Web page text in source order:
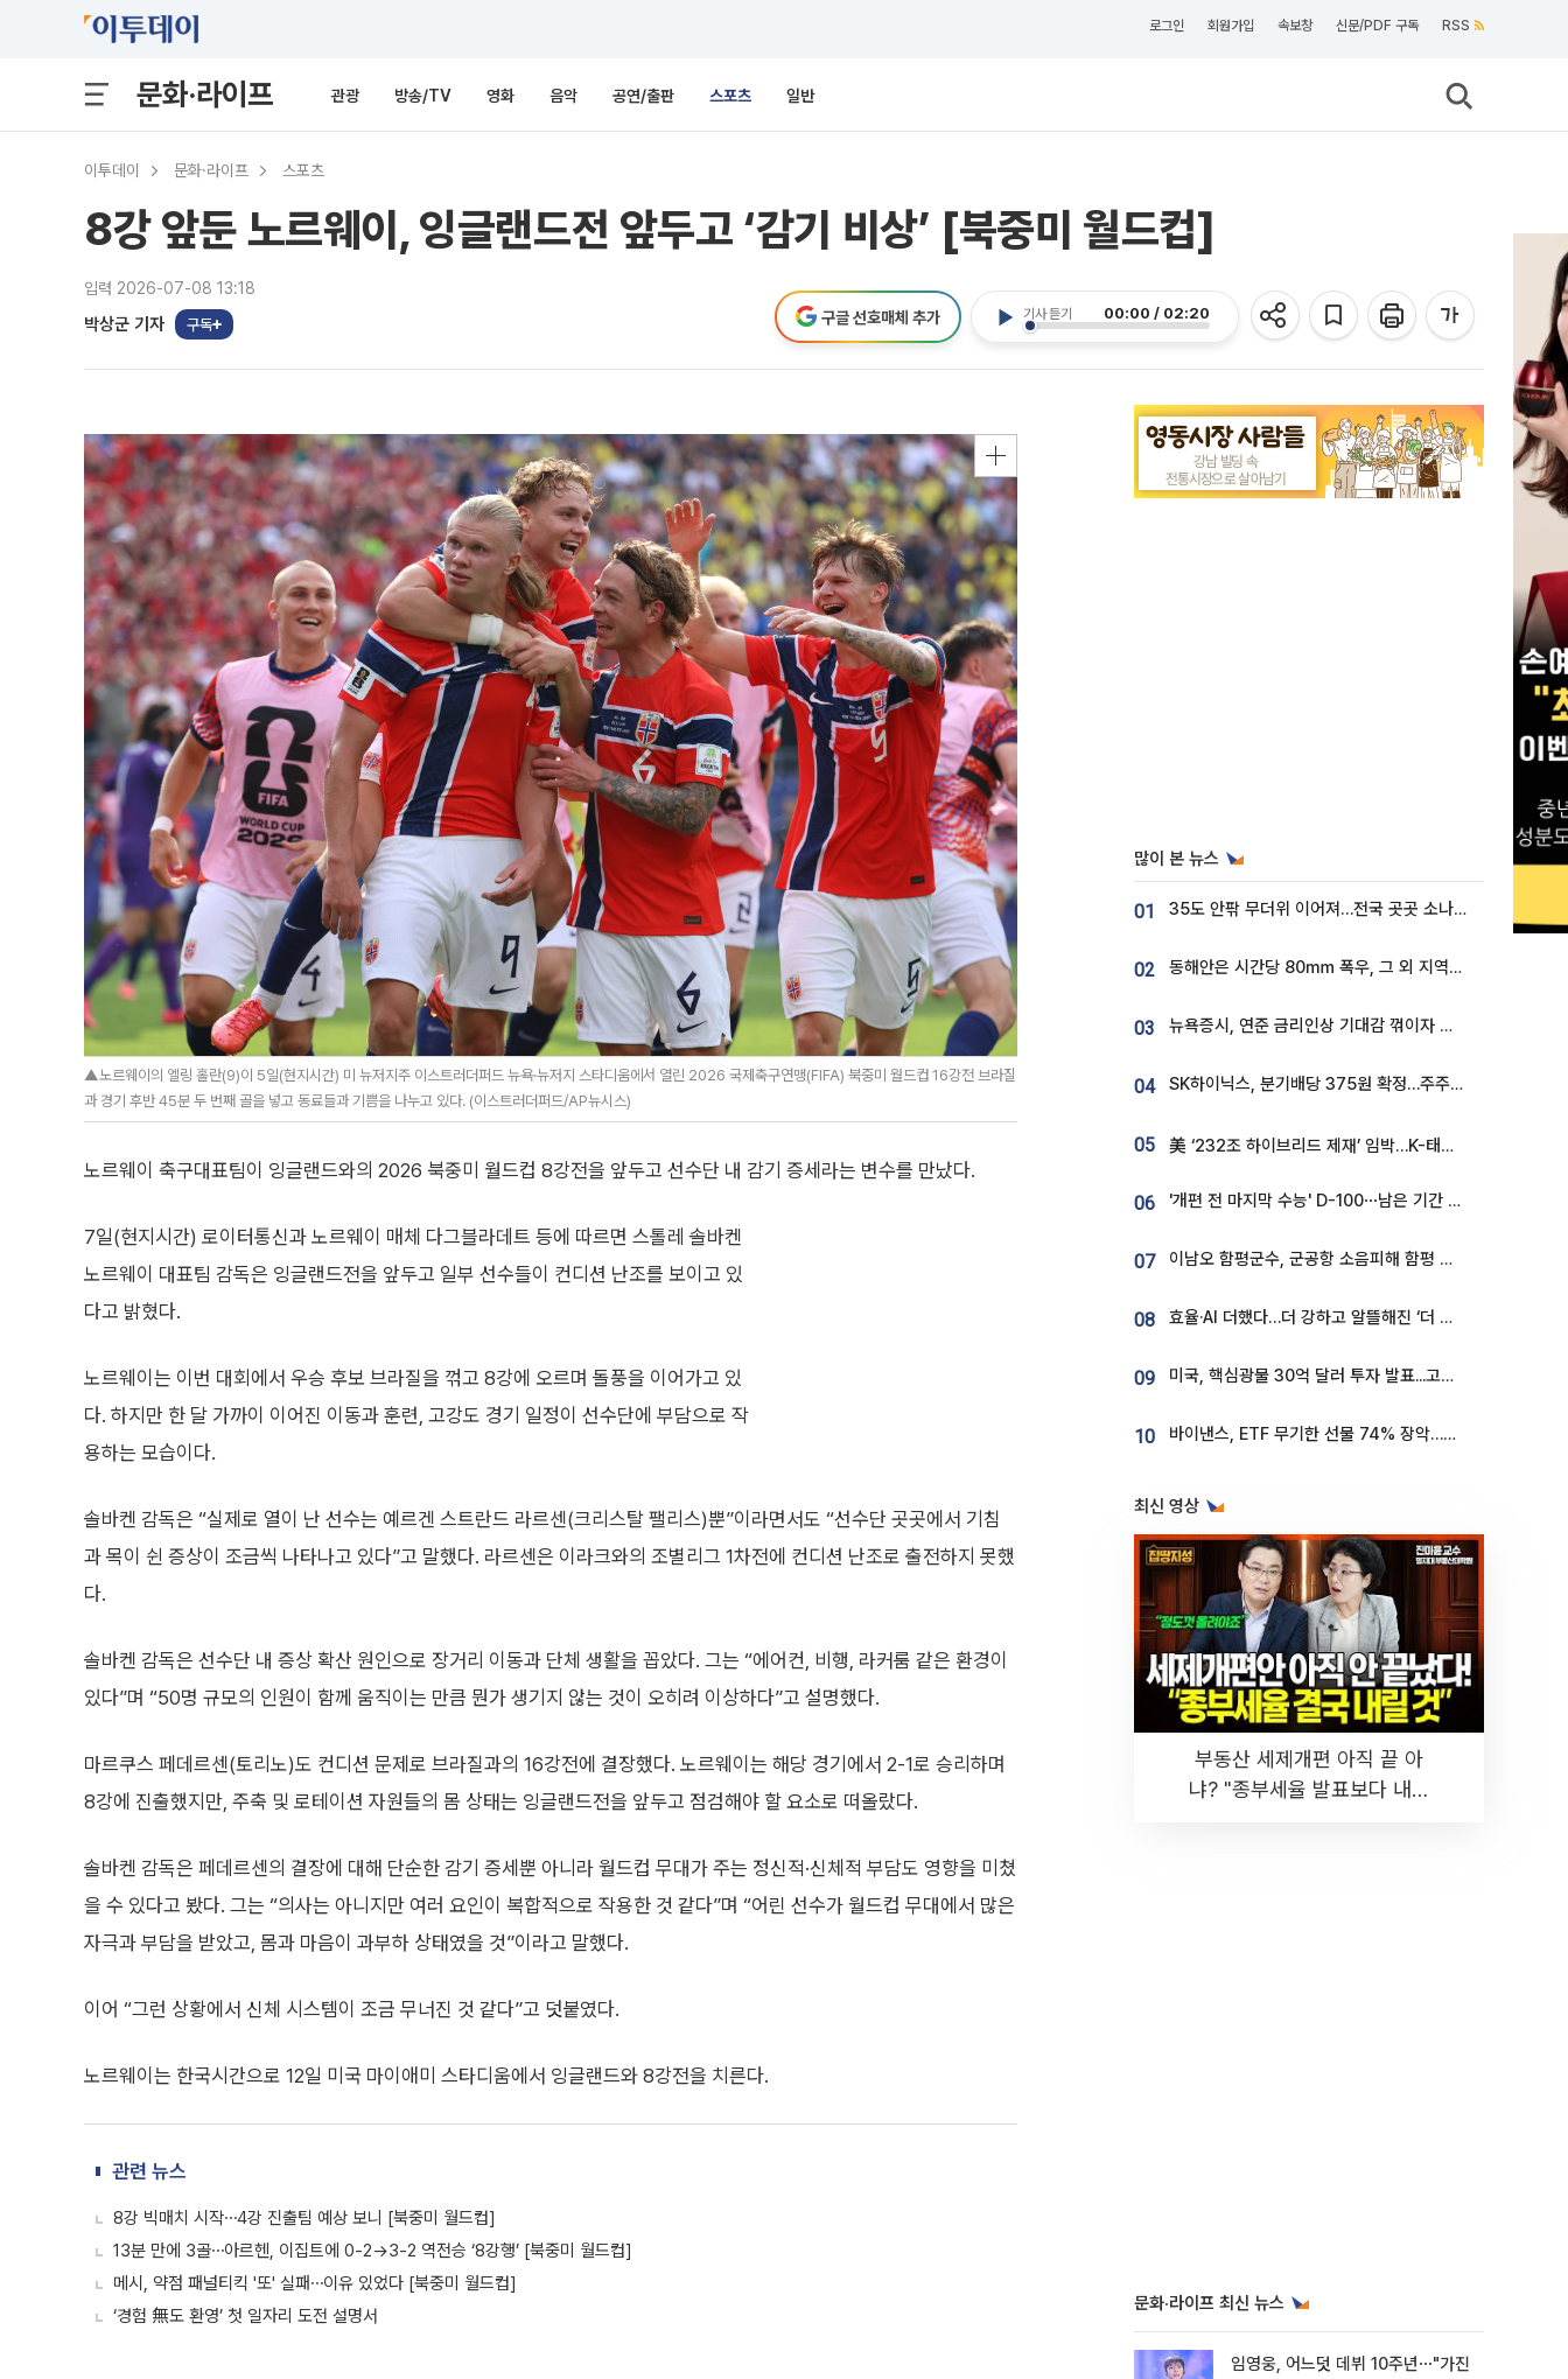
로그인 회원가입 속보창 신문/PDF 구독 RSS
문화·라이프 관광 방송/TV 영화 음악 공연/출판 스포츠 일반
이투데이 문화·라이프 스포츠
8강 앞둔 노르웨이, 잉글랜드전 앞두고 ‘감기 비상’ [북중미 월드컵]
입력 2026-07-08 13:18
박상군 기자 구독
기사 듣기 00:00 / 02:20
구글 선호매체 추가
▲노르웨이의 엘링 홀란(9)이 5일(현지시간) 미 뉴저지주 이스트러더퍼드 뉴욕·뉴저지 스타디움에서 열린 2026 국제축구연맹(FIFA) 북중미 월드컵 16강전 브라질
과 경기 후반 45분 두 번째 골을 넣고 동료들과 기쁨을 나누고 있다. (이스트러더퍼드/AP뉴시스)
노르웨이 축구대표팀이 잉글랜드와의 2026 북중미 월드컵 8강전을 앞두고 선수단 내 감기 증세라는 변수를 만났다.
7일(현지시간) 로이터통신과 노르웨이 매체 다그블라데트 등에 따르면 스톨레 솔바켄
노르웨이 대표팀 감독은 잉글랜드전을 앞두고 일부 선수들이 컨디션 난조를 보이고 있
다고 밝혔다.
노르웨이는 이번 대회에서 우승 후보 브라질을 꺾고 8강에 오르며 돌풍을 이어가고 있
다. 하지만 한 달 가까이 이어진 이동과 훈련, 고강도 경기 일정이 선수단에 부담으로 작
용하는 모습이다.
솔바켄 감독은 “실제로 열이 난 선수는 예르겐 스트란드 라르센(크리스탈 팰리스)뿐”이라면서도 “선수단 곳곳에서 기침
과 목이 쉰 증상이 조금씩 나타나고 있다”고 말했다. 라르센은 이라크와의 조별리그 1차전에 컨디션 난조로 출전하지 못했
다.
솔바켄 감독은 선수단 내 증상 확산 원인으로 장거리 이동과 단체 생활을 꼽았다. 그는 “에어컨, 비행, 라커룸 같은 환경이
있다”며 “50명 규모의 인원이 함께 움직이는 만큼 뭔가 생기지 않는 것이 오히려 이상하다”고 설명했다.
마르쿠스 페데르센(토리노)도 컨디션 문제로 브라질과의 16강전에 결장했다. 노르웨이는 해당 경기에서 2-1로 승리하며
8강에 진출했지만, 주축 및 로테이션 자원들의 몸 상태는 잉글랜드전을 앞두고 점검해야 할 요소로 떠올랐다.
솔바켄 감독은 페데르센의 결장에 대해 단순한 감기 증세뿐 아니라 월드컵 무대가 주는 정신적·신체적 부담도 영향을 미쳤
을 수 있다고 봤다. 그는 “의사는 아니지만 여러 요인이 복합적으로 작용한 것 같다”며 “어린 선수가 월드컵 무대에서 많은
자극과 부담을 받았고, 몸과 마음이 과부하 상태였을 것”이라고 말했다.
이어 “그런 상황에서 신체 시스템이 조금 무너진 것 같다”고 덧붙였다.
노르웨이는 한국시간으로 12일 미국 마이애미 스타디움에서 잉글랜드와 8강전을 치른다.
관련 뉴스
8강 빅매치 시작⋯4강 진출팀 예상 보니 [북중미 월드컵]
13분 만에 3골⋯아르헨, 이집트에 0-2→3-2 역전승 ‘8강행’ [북중미 월드컵]
메시, 약점 패널티킥 '또' 실패⋯이유 있었다 [북중미 월드컵]
‘경험 無도 환영’ 첫 일자리 도전 설명서
많이 본 뉴스
01 35도 안팎 무더위 이어져…전국 곳곳 소나기 [오늘 날씨]
02 동해안은 시간당 80㎜ 폭우, 그 외 지역은 폭염…‘극과 극 날씨’
03 뉴욕증시, 연준 금리인상 기대감 꺾이자 상승...S&P500 사상 최고치 [종합]
04 SK하이닉스, 분기배당 375원 확정…주주환원책 9월로 앞당겨 발표
05 美 ‘232조 하이브리드 제재’ 임박…K-태양광, 불확실성 털고 날개 다나
06 '개편 전 마지막 수능' D-100⋯남은 기간 성적 올릴 전략은
07 이남오 함평군수, 군공항 소음피해 함평 보상 요구
08 효율·AI 더했다…더 강하고 알뜰해진 ‘더 뉴 그랜저 하이브리드’ [ET의 모빌리티]
09 미국, 핵심광물 30억 달러 투자 발표...고려아연 대미투자 언급
10 바이낸스, ETF 무기한 선물 74% 장악…한국 레버리지 ETF 거래 급증 [e가상자산]
최신 영상
부동산 세제개편 아직 끝 아
냐? "종부세율 발표보다 내릴
문화·라이프 최신 뉴스
임영웅, 어느덧 데뷔 10주년⋯"가진